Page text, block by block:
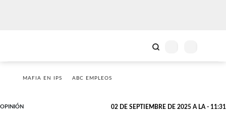
MAFIA EN IPS ABC EMPLEOS
OPINIÓN 02 DE SEPTIEMBRE DE 2025 A LA - 11:31